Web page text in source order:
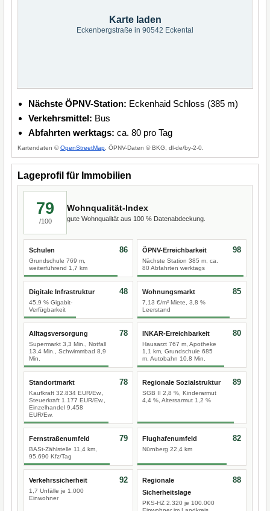
Karte laden
Eckenbergstraße in 90542 Eckental
Nächste ÖPNV-Station: Eckenhaid Schloss (385 m)
Verkehrsmittel: Bus
Abfahrten werktags: ca. 80 pro Tag
Kartendaten ©OpenStreetMap , ÖPNV-Daten © BKG, dl-de/by-2-0.
Lageprofil für Immobilien
79
/100
Wohnqualität-Index
gute Wohnqualität aus 100 % Datenabdeckung.
Schulen
Grundschule 769 m,
weiterführend 1,7 km
86 ÖPNV-Erreichbarkeit
Nächste Station 385 m, ca.
80 Abfahrten werktags
98
Digitale Infrastruktur
45,9 % Gigabit-
Verfügbarkeit
48 Wohnungsmarkt
7,13 €/m² Miete, 3,8 %
Leerstand
85
Alltagsversorgung
Supermarkt 3,3 Min., Notfall
13,4 Min., Schwimmbad 8,9
Min.
78 INKAR-Erreichbarkeit
Hausarzt 767 m, Apotheke
1,1 km, Grundschule 685
m, Autobahn 10,8 Min.
80
Standortmarkt
Kaufkraft 32.834 EUR/Ew.,
Steuerkraft 1.177 EUR/Ew.,
Einzelhandel 9.458
EUR/Ew.
78 Regionale Sozialstruktur
SGB II 2,8 %, Kinderarmut
4,4 %, Altersarmut 1,2 %
89
Fernstraßenumfeld
BASt-Zählstelle 11,4 km,
95.690 Kfz/Tag
79 Flughafenumfeld
Nürnberg 22,4 km
82
Verkehrssicherheit
1,7 Unfälle je 1.000
Einwohner
92
Regionale
Sicherheitslage
PKS-HZ 2.320 je 100.000
88